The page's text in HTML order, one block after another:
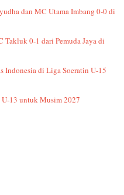
dan MC Utama Imbang 0-0 di
0-1 dari Pemuda Jaya di
Indonesia di Liga Soeratin U-15
13 untuk Musim 2027